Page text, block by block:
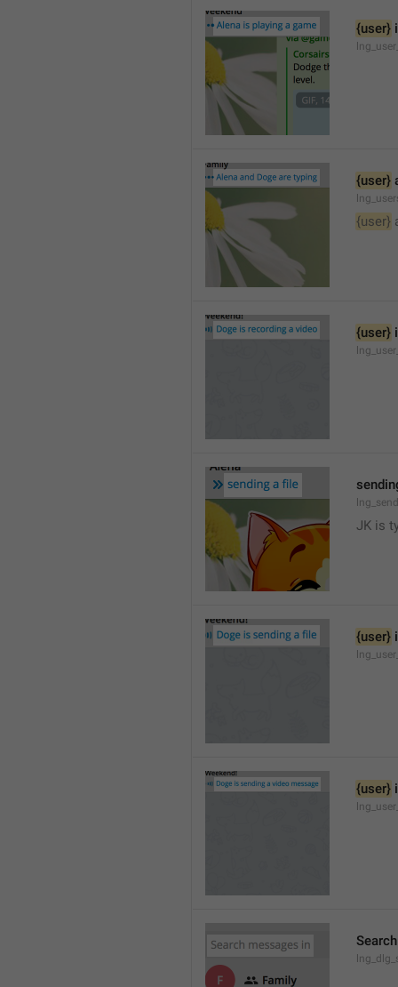
{user}
{user}
{user}
{user}
JK is
{user}
{user}